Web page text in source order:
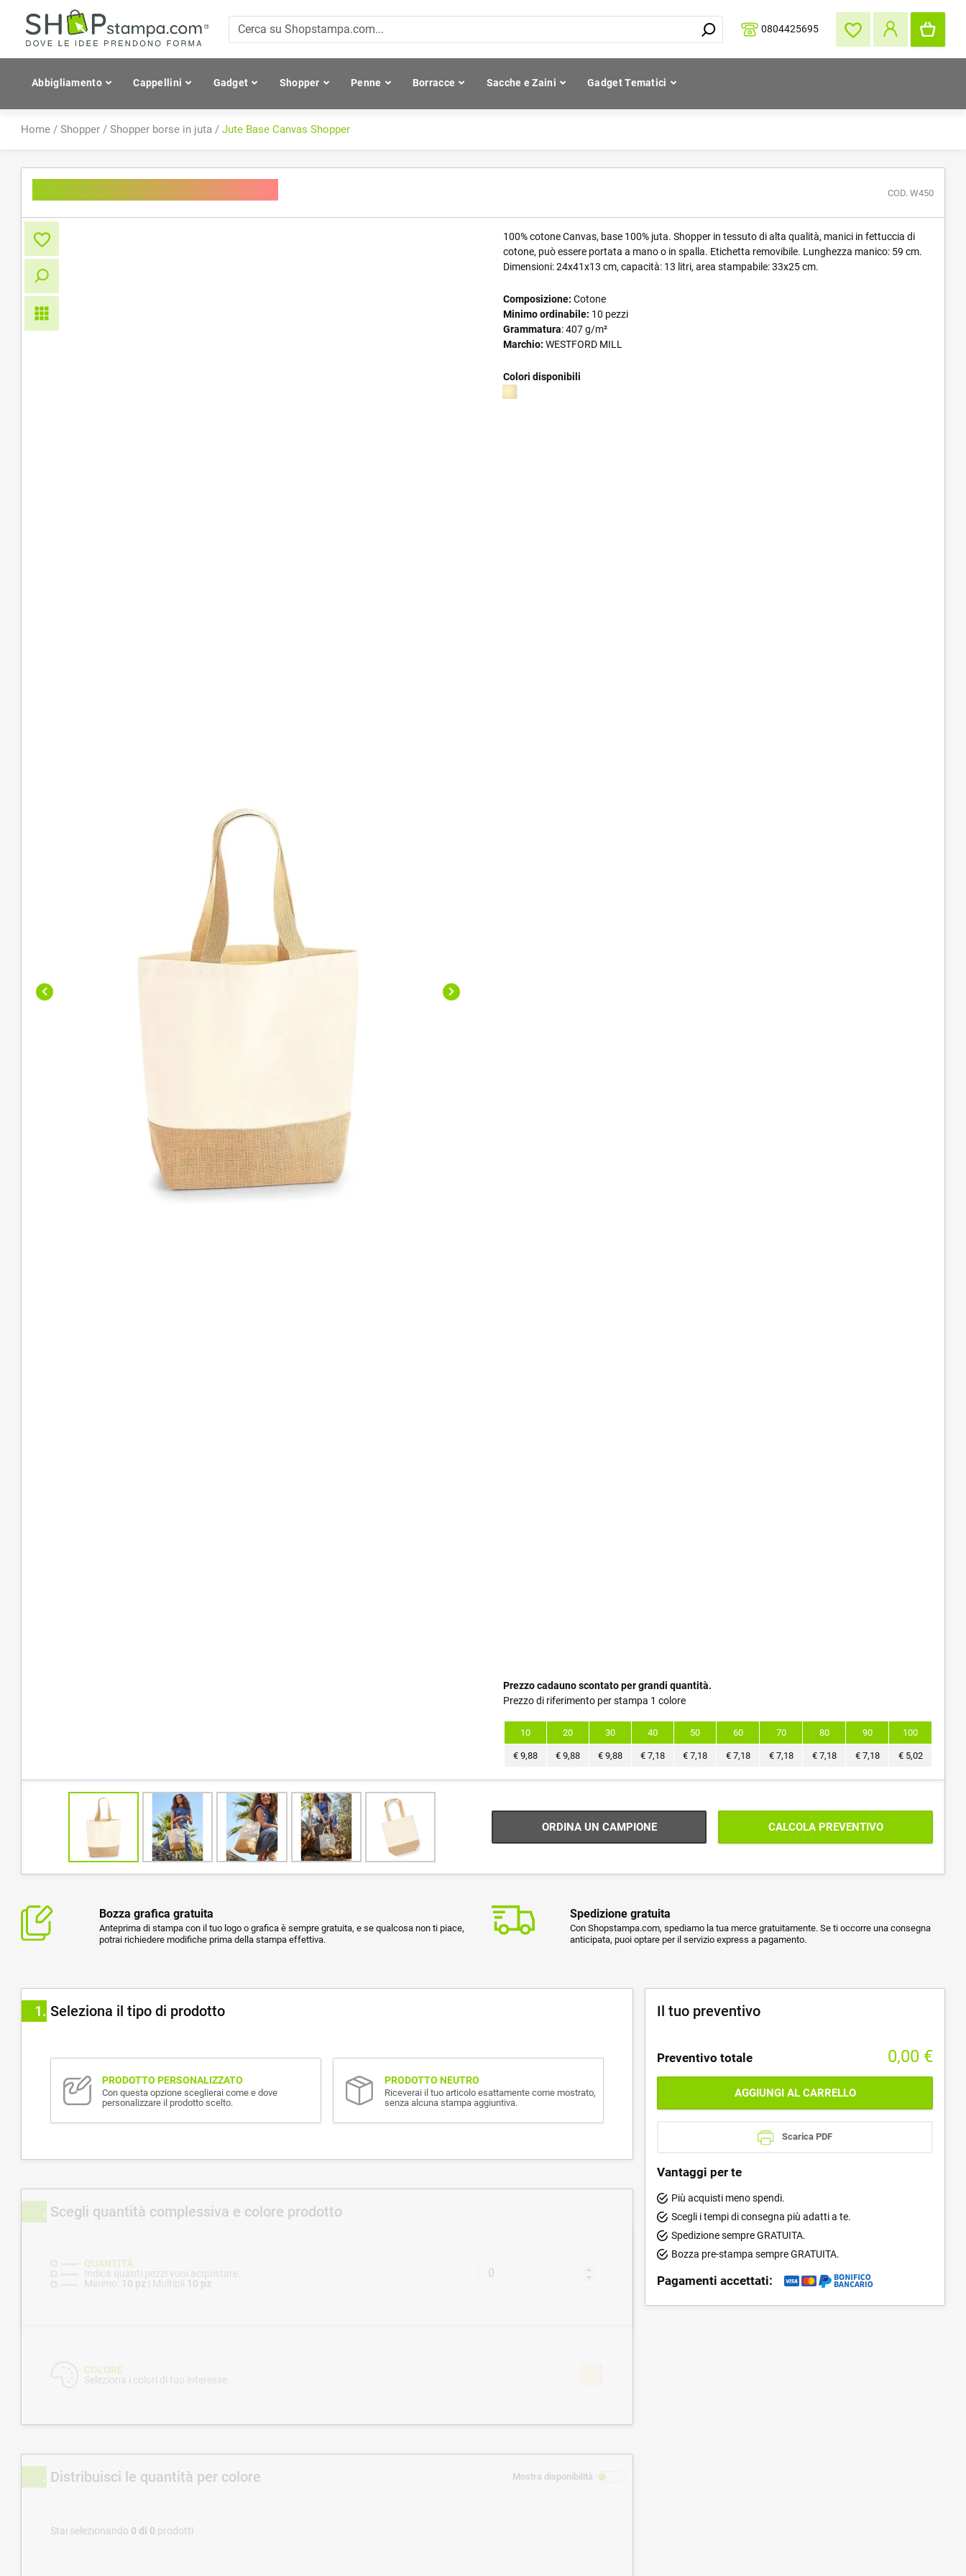
0804425695
Abbigliamento Cappellini Gadget Shopper Penne Borracce Sacche e Zaini Gadget Tematici
Home / Shopper / Shopper borse in juta / Jute Base Canvas Shopper
COD. W450
100% cotone Canvas, base 100% juta. Shopper in tessuto di alta qualità, manici in fettuccia di
cotone, può essere portata a mano o in spalla. Etichetta removibile. Lunghezza manico: 59 cm.
Dimensioni: 24x41x13 cm, capacità: 13 litri, area stampabile: 33x25 cm.
Composizione: Cotone
Minimo ordinabile: 10 pezzi
Grammatura: 407 g/m²
Marchio: WESTFORD MILL
Colori disponibili
Prezzo cadauno scontato per grandi quantità.
Prezzo di riferimento per stampa 1 colore
10 20 30 40 50 60 70 80 90 100
€ 9,88 € 9,88 € 9,88 € 7,18 € 7,18 € 7,18 € 7,18 € 7,18 € 7,18 € 5,02
ORDINA UN CAMPIONE CALCOLA PREVENTIVO
Bozza grafica gratuita
Anteprima di stampa con il tuo logo o grafica è sempre gratuita, e se qualcosa non ti piace,
potrai richiedere modifiche prima della stampa effettiva.
Spedizione gratuita
Con Shopstampa.com, spediamo la tua merce gratuitamente. Se ti occorre una consegna
anticipata, puoi optare per il servizio express a pagamento.
1 Seleziona il tipo di prodotto
PRODOTTO PERSONALIZZATO
Con questa opzione sceglierai come e dove
personalizzare il prodotto scelto.
PRODOTTO NEUTRO
Riceverai il tuo articolo esattamente come mostrato,
senza alcuna stampa aggiuntiva.
Scegli quantità complessiva e colore prodotto
QUANTITÀ
Indica quanti pezzi vuoi acquistare.
Minimo: 10 pz | Multipli 10 pz
COLORE
Seleziona i colori di tuo interesse.
Distribuisci le quantità per colore Mostra disponibilità
Stai selezionando 0 di 0 prodotti
Il tuo preventivo
Preventivo totale 0,00 €
AGGIUNGI AL CARRELLO
Scarica PDF
Vantaggi per te
Più acquisti meno spendi.
Scegli i tempi di consegna più adatti a te.
Spedizione sempre GRATUITA.
Bozza pre-stampa sempre GRATUITA.
Pagamenti accettati: